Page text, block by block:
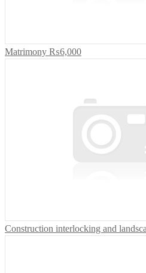
Matrimony ₨6,000
Construction interlocking and